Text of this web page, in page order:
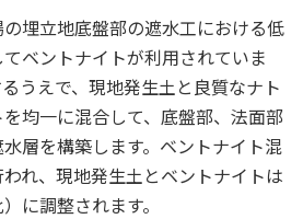
埋立地底盤部の遮水工における低
ベントナイトが利用されていま
うえで、現地発生土と良質なナト
均一に混合して、底盤部、法面部
層を構築します。ベントナイト混
れ、現地発生土とベントナイトは
に調整されます。